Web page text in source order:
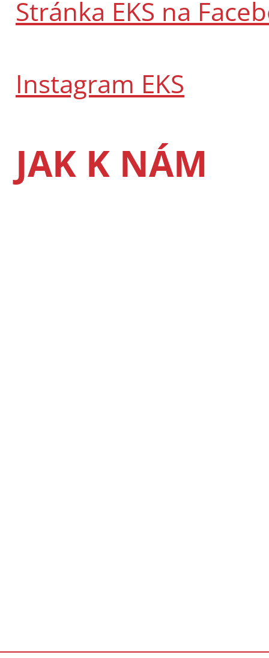
Stránka EKS na
Instagram EKS
JAK K NÁM